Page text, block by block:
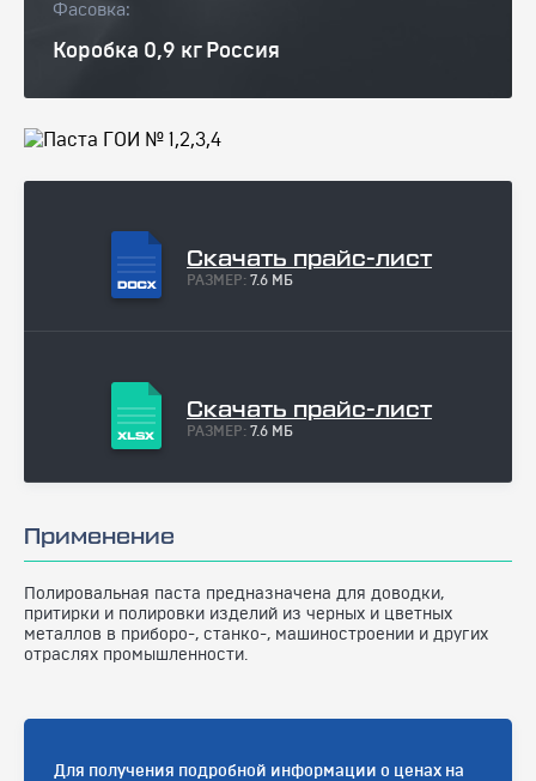
Применение
Полировальная паста предназначена для доводки,
притирки и полировки изделий из черных и цветных
металлов в приборо-, станко-, машиностроении и других
отраслях промышленности.
Для получения подробной информации о ценах на
Фасовка:
Коробка 0,9 кг Россия
Скачать прайс-лист
РАЗМЕР: 7.6 МБ
Скачать прайс-лист
РАЗМЕР: 7.6 МБ